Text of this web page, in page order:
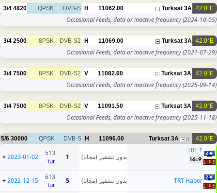
42.0°E
Turksat 3A
11062.00
H
DVB-S
QPSK
4820
3/4
Occasional Feeds, data or inactive frequency(2024-10-05)
42.0°E
Turksat 3A
11069.00
H
DVB-S2
8PSK
2500
3/4
Occasional Feeds, data or inactive frequency(2021-07-29)
42.0°E
Turksat 3A
11082.60
V
DVB-S2
8PSK
7500
3/4
Occasional Feeds, data or inactive frequency(2025-09-14)
42.0°E
Turksat 3A
11091.50
V
DVB-S2
8PSK
7500
3/4
Occasional Feeds, data or inactive frequency(2025-11-18)
42.0°E
Turksat 3A 27
11096.00
H
DVB-S
QPSK
30000
5/6
TRT 1
بدون تشفير (مجانا)
1
513
tur
2023-01-02
+
TRT Haber بدون تشفير (مجانا) 5
613
tur
2022-12-15
+